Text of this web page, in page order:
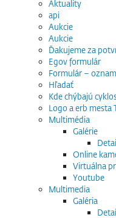
Aktuality
api
Aukcie
Aukcie
Ďakujeme za
Egov formulár
Formulár – oznam
Hľadať
Kde chýbajú
Logo a erb mesta
Multimédia
Galérie
Online
Virtuálna
Youtube
Multimedia
Galéria